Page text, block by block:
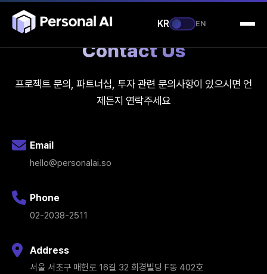
KR EN
Contact Us
프로젝트 문의, 파트너십, 투자 관련 문의사항이 있으시면 언
제든지 연락주세요
Email
hello@personalai.so
Phone
02-2038-2511
Address
서울 서초구 매헌로 16길 32 희경빌딩 F동 402호